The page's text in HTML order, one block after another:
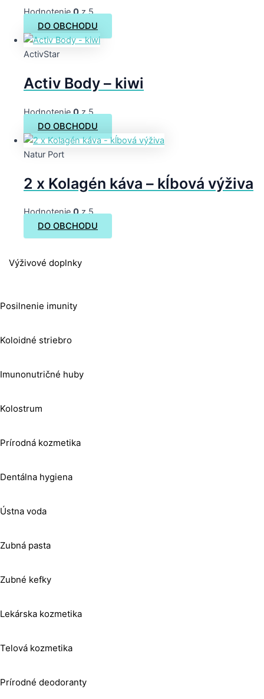
Výživové doplnky
Posilnenie imunity
Koloidné striebro
Imunonutričné huby
Kolostrum
Prírodná kozmetika
Dentálna hygiena
Ústna voda
Zubná pasta
Zubné kefky
Lekárska kozmetika
Telová kozmetika
Prírodné deodoranty
Hodnotenie0z 5
DO OBCHODU
ActivStar
Activ Body – kiwi
Hodnotenie0z 5
DO OBCHODU
Natur Port
2 x Kolagén káva – kĺbová výživa
Hodnotenie0z 5
DO OBCHODU